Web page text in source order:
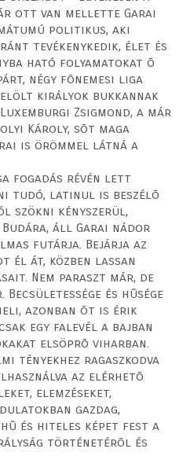
ott van mellette Garai
politikus, aki
tevékenykedik, élet és
ható folyamatokat õ
négy fõnemesi liga
királyok bukkannak
Zsigmond, a már
Károly, sõt maga
is örömmel látná a
fogadás révén lett
tudó, latinul is beszélõ
szökni kényszerül,
áll Garai nádor
futárja. Bejárja az
él át, közben lassan
Nem paraszt már, de
és hûsége
azonban õt is érik
egy falevél a bajban
elsöprõ viharban.
tényekhez ragaszkodva
az elérhetõ
elemzéseket,
gazdag,
és hiteles képet fest a
történetérõl és